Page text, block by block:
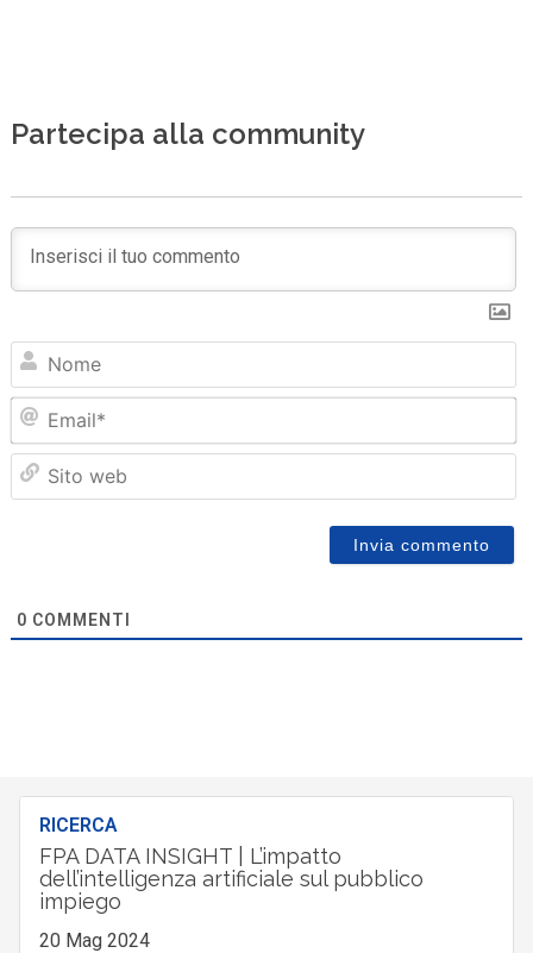
Partecipa alla community
0 COMMENTI
RICERCA
FPA DATA INSIGHT | L’impatto
dell’intelligenza artificiale sul pubblico
impiego
20 Mag 2024